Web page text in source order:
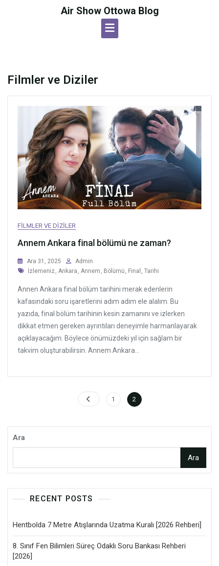
Air Show Ottowa Blog
Filmler ve Diziler
FILMLER VE DIZILER
Annem Ankara final bölümü ne zaman?
Ara 31, 2025
Admin
Tags
İzlemeniz , Ankara , Annem , Bölümü , Final , Tarihi
Annen Ankara final bölüm tarihini merak edenlerin
kafasındaki soru işaretlerini adım adım ele alalım. Bu
yazıda, final bölüm tarihinin kesin zamanını ve izlerken
dikkat etmen gereken ayrıntıları deneyimle harmanlayarak
açıklayacağım. Böylece önümüzdeki yıl için sağlam bir
takvim oluşturabilirsin. Annem Ankara...
Yazı
Page
1 Page
2
Ara
Ara
RECENT POSTS
Hentbolda 7 Metre Atışlarında Uzatma Kuralı [2026 Rehberi]
8. Sınıf Fen Bilimleri Süreç Odaklı Soru Bankası Rehberi
[2026]